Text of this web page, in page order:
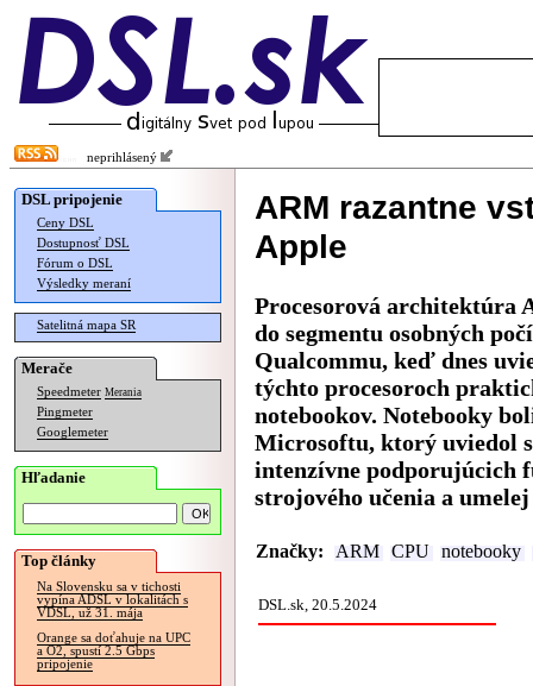
neprihlásený
DSL pripojenie
Ceny DSL
Dostupnosť DSL
Fórum o DSL
Výsledky meraní
Satelitná mapa SR
Merače
Speedmeter Merania
Pingmeter
Googlemeter
Hľadanie
Top články
Na Slovensku sa v tichosti
vypína ADSL v lokalitách s
VDSL, už 31. mája
Orange sa doťahuje na UPC
a O2, spustí 2.5 Gbps
pripojenie
ARM razantne
Apple
Procesorová architektúra
do segmentu osobných
Qualcommu, keď dnes
týchto procesoroch
notebookov. Notebooky
Microsoftu, ktorý uviedol
intenzívne podporujúcich
strojového učenia a
Značky: ARM CPU notebooky
DSL.sk, 20.5.2024